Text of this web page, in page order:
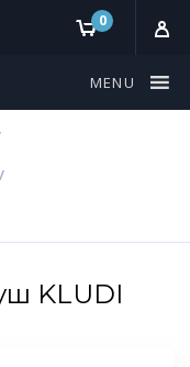
0
MENU
KLUDI